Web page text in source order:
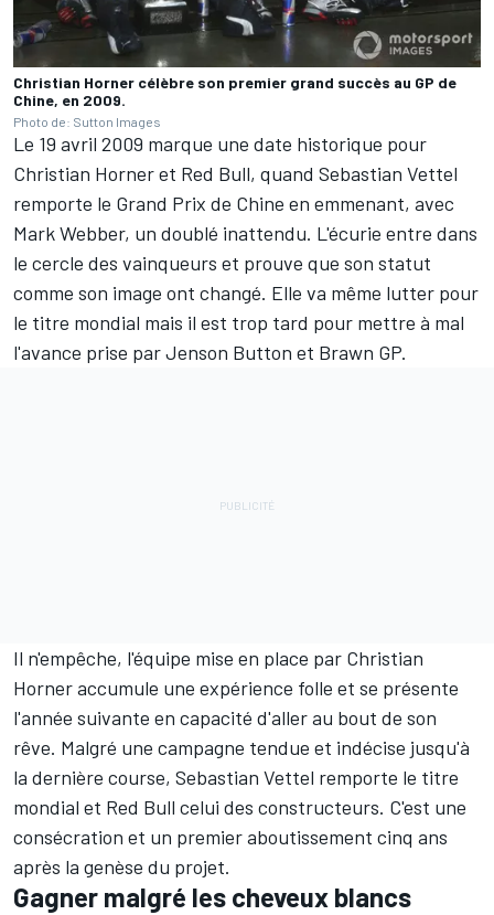
Christian Horner célèbre son premier grand succès au GP de
Chine, en 2009.
Photo de: Sutton Images
Le 19 avril 2009 marque une date historique pour
Christian Horner et Red Bull, quand Sebastian Vettel
remporte le Grand Prix de Chine en emmenant, avec
Mark Webber, un doublé inattendu. L'écurie entre dans
le cercle des vainqueurs et prouve que son statut
comme son image ont changé. Elle va même lutter pour
le titre mondial mais il est trop tard pour mettre à mal
l'avance prise parJenson Button et Brawn GP.
Il n'empêche, l'équipe mise en place par Christian
Horner accumule une expérience folle et se présente
l'année suivante en capacité d'aller au bout de son
rêve. Malgré une campagne tendue et indécise jusqu'à
la dernière course, Sebastian Vettel remporte le titre
mondial et Red Bull celui des constructeurs. C'est une
consécration et un premier aboutissement cinq ans
après la genèse du projet.
Gagner malgré les cheveux blancs